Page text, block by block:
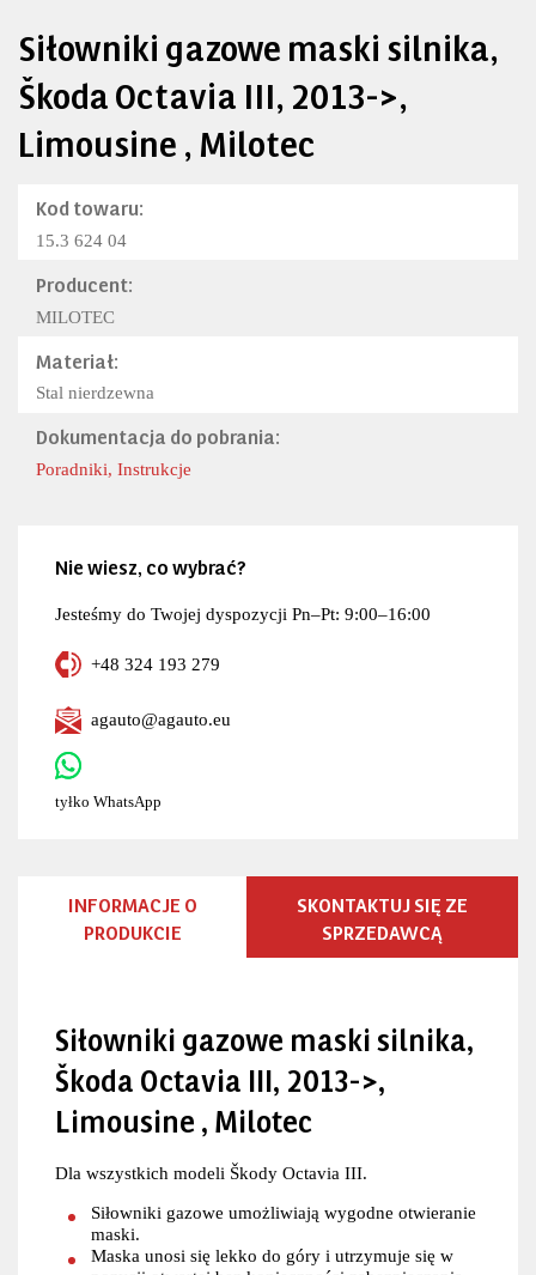
Siłowniki gazowe maski silnika,
Škoda Octavia III, 2013->,
Limousine , Milotec
Kod towaru:
15.3 624 04
Producent:
MILOTEC
Materiał:
Stal nierdzewna
Dokumentacja do pobrania:
Poradniki, Instrukcje
Nie wiesz, co wybrać?
Jesteśmy do Twojej dyspozycji Pn–Pt: 9:00–16:00
+48 324 193 279
agauto@agauto.eu
tyłko WhatsApp
INFORMACJE O
PRODUKCIE
SKONTAKTUJ SIĘ ZE
SPRZEDAWCĄ
Siłowniki gazowe maski silnika,
Škoda Octavia III, 2013->,
Limousine , Milotec
Dla wszystkich modeli Škody Octavia III.
Siłowniki gazowe umożliwiają wygodne otwieranie
maski.
Maska unosi się lekko do góry i utrzymuje się w